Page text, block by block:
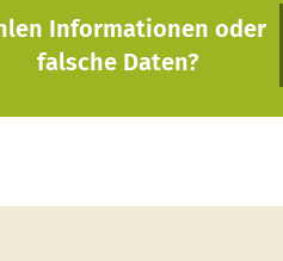
Informationen oder
falsche Daten?